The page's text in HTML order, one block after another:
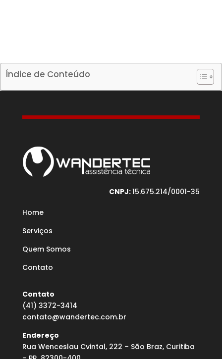
Índice de Conteúdo
CNPJ:15.675.214/0001-35
Home
Serviços
Quem Somos
Contato
Contato
(41) 3372-3414
contato@wandertec.com.br
Endereço
Rua Wenceslau Cvintal, 222 – São Braz, Curitiba